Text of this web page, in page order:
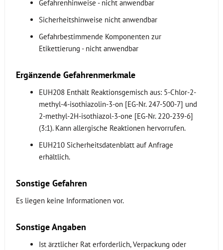
Gefahrenhinweise - nicht anwendbar
Sicherheitshinweise nicht anwendbar
Gefahrbestimmende Komponenten zur
Etikettierung - nicht anwendbar
Ergänzende Gefahrenmerkmale
EUH208 Enthält Reaktionsgemisch aus: 5-Chlor-2-
methyl-4-isothiazolin-3-on [EG-Nr. 247-500-7] und
2-methyl-2H-isothiazol-3-one [EG-Nr. 220-239-6]
(3:1). Kann allergische Reaktionen hervorrufen.
EUH210 Sicherheitsdatenblatt auf Anfrage
erhältlich.
Sonstige Gefahren
Es liegen keine Informationen vor.
Sonstige Angaben
Ist ärztlicher Rat erforderlich, Verpackung oder